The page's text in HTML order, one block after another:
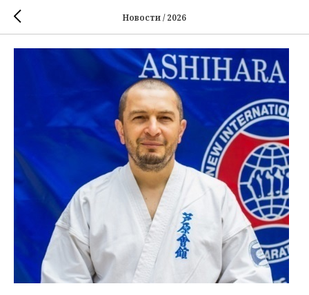
Новости / 2026